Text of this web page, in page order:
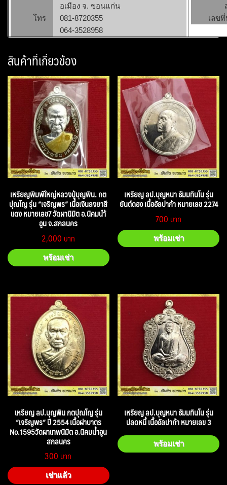
อเมือง จ. ขอนแก่น
โทร
081-8720355
064-3528958
เลข
สินค้าที่เกี่ยวข้อง
เหรียญพิมพ์ใหญ่หลวงปู่บุญพิน. กต
ปุณโญ รุ่น “เจริญพร” เนื้อเงินลงยาสี
แดง หมายเลข7 วัดผานิมิต อ.นิคมนำ้
อูน จ.สกลนคร
2,000
พร้อมเช่า
เหรียญ ลป.บุญหนา ธัมมทินโน รุ่น
ยันต์ดอง เนื้ออัลปาก้า หมายเลข 2274
700
พร้อมเช่า
เหรียญ ลป.บุญพิน กตปุณโญ รุ่น
“เจริญพร” ปี 2554 เนื้อฝาบาตร
No.1595วัดผาเทพนิมิต อ.นิคมน้ำอูน
สกลนคร
300
เช่าแล้ว
เหรียญ ลป.บุญหนา ธัมมทินโน รุ่น
ปลดหนี้ เนื้ออัลปาก้า หมายเลข 3
พร้อมเช่า